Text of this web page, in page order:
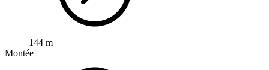
144 m
Montée